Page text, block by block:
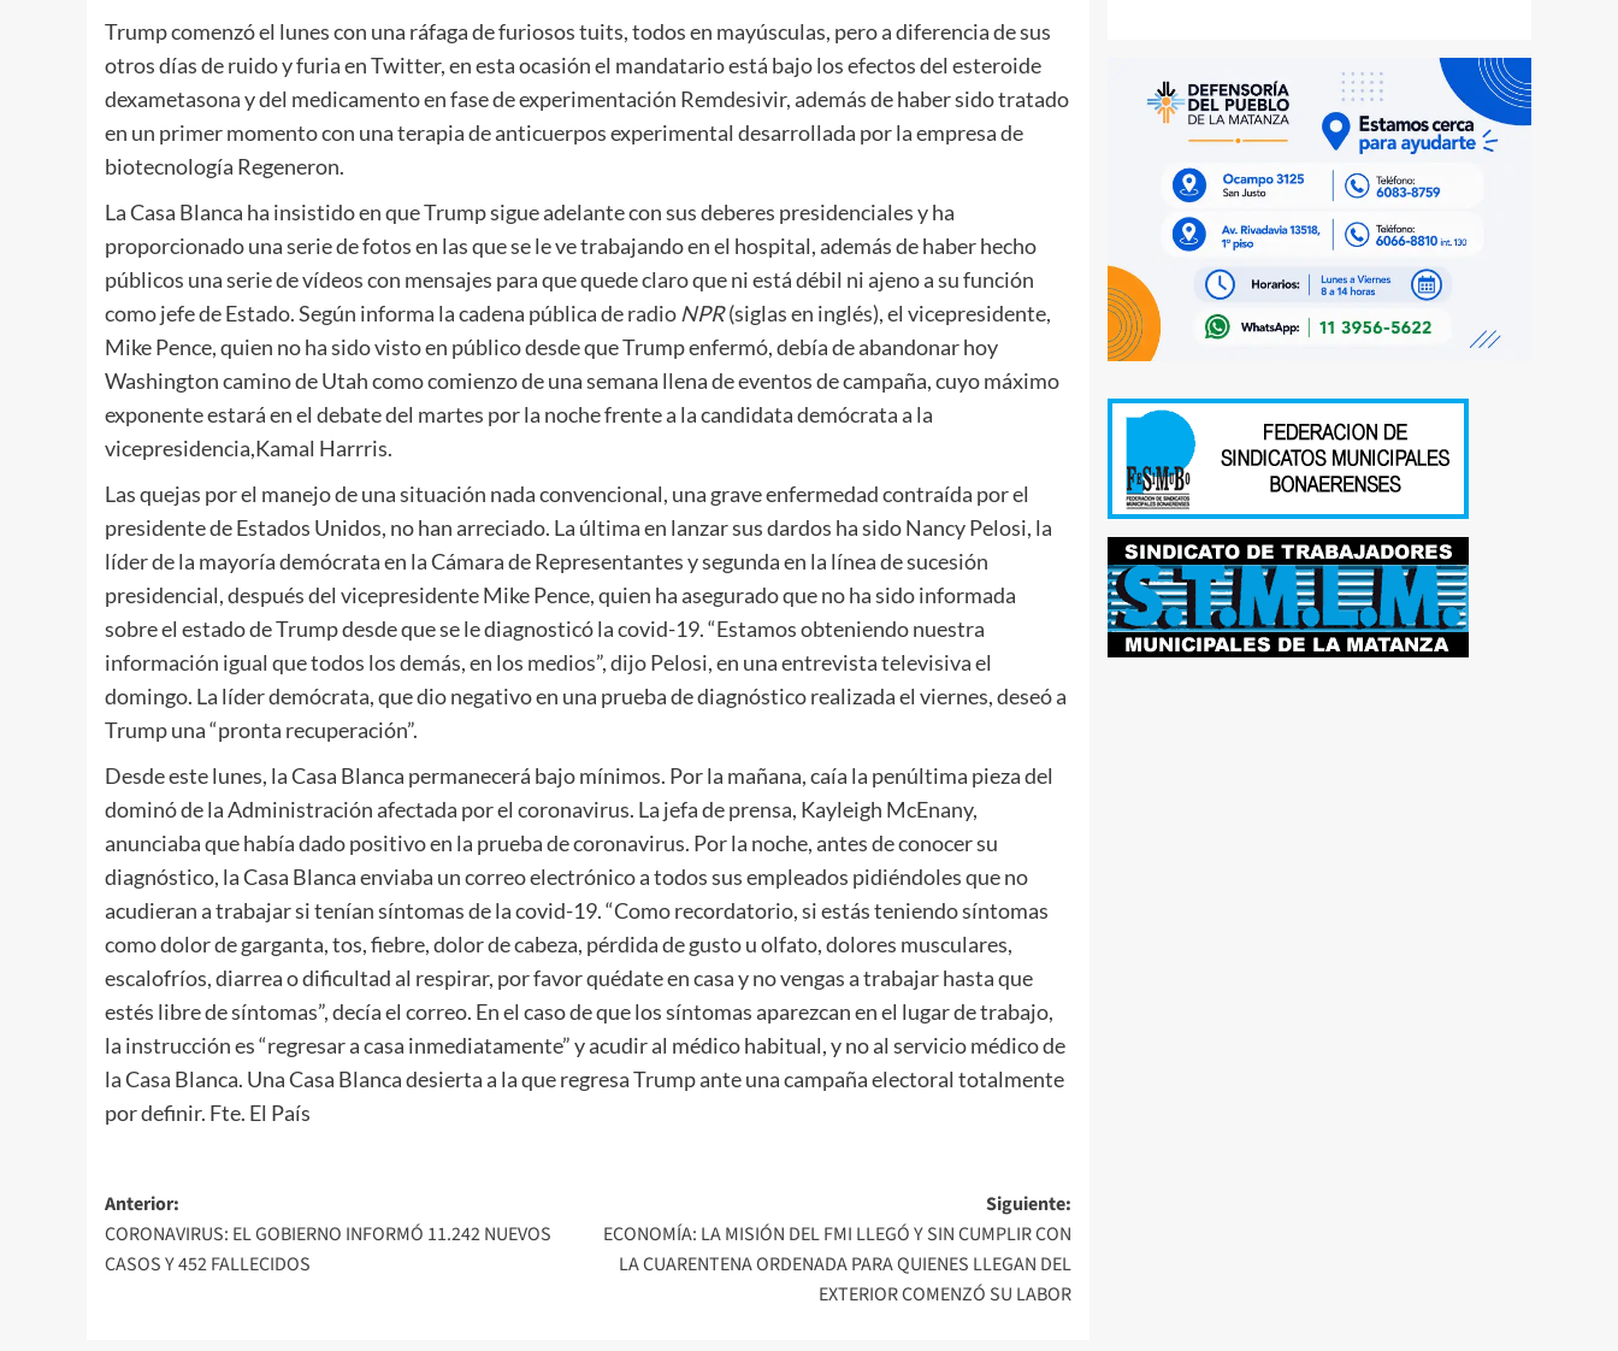
Trump comenzó el lunes con una ráfaga de furiosos tuits, todos en mayúsculas, pero a diferencia de sus
otros días de ruido y furia en Twitter, en esta ocasión el mandatario está bajo los efectos del esteroide
dexametasona y del medicamento en fase de experimentación Remdesivir, además de haber sido tratado
en un primer momento con una terapia de anticuerpos experimental desarrollada por la empresa de
biotecnología Regeneron.
La Casa Blanca ha insistido en que Trump sigue adelante con sus deberes presidenciales y ha
proporcionado una serie de fotos en las que se le ve trabajando en el hospital, además de haber hecho
públicos una serie de vídeos con mensajes para que quede claro que ni está débil ni ajeno a su función
como jefe de Estado. Según informa la cadena pública de radio NPR(siglas en inglés), el vicepresidente,
Mike Pence, quien no ha sido visto en público desde que Trump enfermó, debía de abandonar hoy
Washington camino de Utah como comienzo de una semana llena de eventos de campaña, cuyo máximo
exponente estará en el debate del martes por la noche frente a la candidata demócrata a la
vicepresidencia,Kamal Harrris.
Las quejas por el manejo de una situación nada convencional, una grave enfermedad contraída por el
presidente de Estados Unidos, no han arreciado. La última en lanzar sus dardos ha sido Nancy Pelosi, la
líder de la mayoría demócrata en la Cámara de Representantes y segunda en la línea de sucesión
presidencial, después del vicepresidente Mike Pence, quien ha asegurado que no ha sido informada
sobre el estado de Trump desde que se le diagnosticó la covid-19. “Estamos obteniendo nuestra
información igual que todos los demás, en los medios”, dijo Pelosi, en una entrevista televisiva el
domingo. La líder demócrata, que dio negativo en una prueba de diagnóstico realizada el viernes, deseó a
Trump una “pronta recuperación”.
Desde este lunes, la Casa Blanca permanecerá bajo mínimos. Por la mañana, caía la penúltima pieza del
dominó de la Administración afectada por el coronavirus. La jefa de prensa, Kayleigh McEnany,
anunciaba que había dado positivo en la prueba de coronavirus. Por la noche, antes de conocer su
diagnóstico, la Casa Blanca enviaba un correo electrónico a todos sus empleados pidiéndoles que no
acudieran a trabajar si tenían síntomas de la covid-19. “Como recordatorio, si estás teniendo síntomas
como dolor de garganta, tos, fiebre, dolor de cabeza, pérdida de gusto u olfato, dolores musculares,
escalofríos, diarrea o dificultad al respirar, por favor quédate en casa y no vengas a trabajar hasta que
estés libre de síntomas”, decía el correo. En el caso de que los síntomas aparezcan en el lugar de trabajo,
la instrucción es “regresar a casa inmediatamente” y acudir al médico habitual, y no al servicio médico de
la Casa Blanca. Una Casa Blanca desierta a la que regresa Trump ante una campaña electoral totalmente
por definir. Fte. El País
Navegación
de
Anterior:
CORONAVIRUS: EL GOBIERNO INFORMÓ 11.242 NUEVOS
CASOS Y 452 FALLECIDOS
Siguiente:
ECONOMÍA: LA MISIÓN DEL FMI LLEGÓ Y SIN CUMPLIR CON
LA CUARENTENA ORDENADA PARA QUIENES LLEGAN DEL
EXTERIOR COMENZÓ SU LABOR